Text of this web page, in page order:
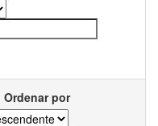
Ordenar por